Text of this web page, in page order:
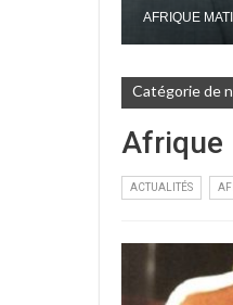
AFRIQUE
Catégorie de
Afrique
ACTUALITÉS